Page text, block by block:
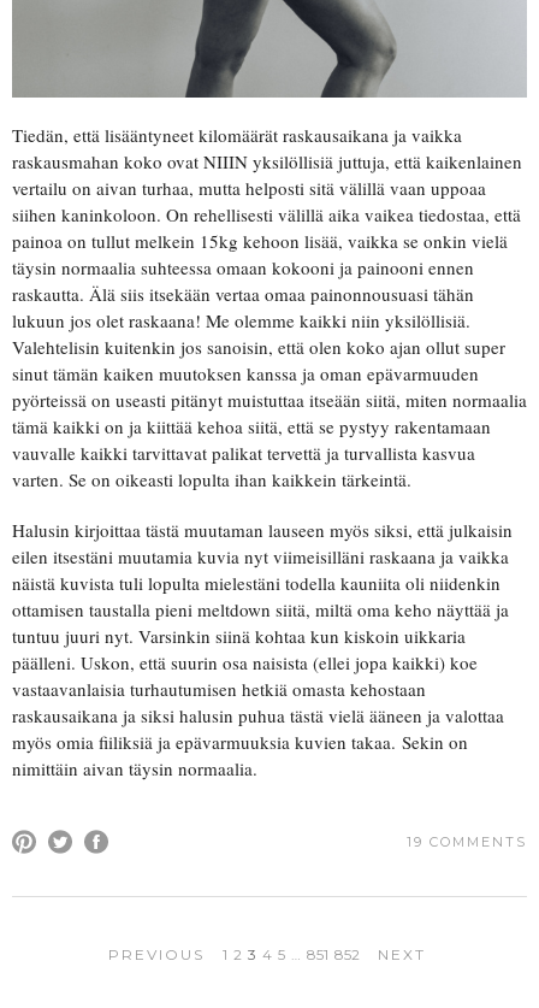
Tiedän, että lisääntyneet kilomäärät raskausaikana ja vaikka
raskausmahan koko ovat NIIIN yksilöllisiä juttuja, että kaikenlainen
vertailu on aivan turhaa, mutta helposti sitä välillä vaan uppoaa
siihen kaninkoloon. On rehellisesti välillä aika vaikea tiedostaa, että
painoa on tullut melkein 15kg kehoon lisää, vaikka se onkin vielä
täysin normaalia suhteessa omaan kokooni ja painooni ennen
raskautta. Älä siis itsekään vertaa omaa painonnousuasi tähän
lukuun jos olet raskaana! Me olemme kaikki niin yksilöllisiä.
Valehtelisin kuitenkin jos sanoisin, että olen koko ajan ollut super
sinut tämän kaiken muutoksen kanssa ja oman epävarmuuden
pyörteissä on useasti pitänyt muistuttaa itseään siitä, miten normaalia
tämä kaikki on ja kiittää kehoa siitä, että se pystyy rakentamaan
vauvalle kaikki tarvittavat palikat tervettä ja turvallista kasvua
varten. Se on oikeasti lopulta ihan kaikkein tärkeintä.
Halusin kirjoittaa tästä muutaman lauseen myös siksi, että julkaisin
eilen itsestäni muutamia kuvia nyt viimeisilläni raskaana ja vaikka
näistä kuvista tuli lopulta mielestäni todella kauniita oli niidenkin
ottamisen taustalla pieni meltdown siitä, miltä oma keho näyttää ja
tuntuu juuri nyt. Varsinkin siinä kohtaa kun kiskoin uikkaria
päälleni. Uskon, että suurin osa naisista (ellei jopa kaikki) koe
vastaavanlaisia turhautumisen hetkiä omasta kehostaan
raskausaikana ja siksi halusin puhua tästä vielä ääneen ja valottaa
myös omia fiiliksiä ja epävarmuuksia kuvien takaa. Sekin on
nimittäin aivan täysin normaalia.
19 COMMENTS
PREVIOUS 1 2 3 4 5 851 852 NEXT